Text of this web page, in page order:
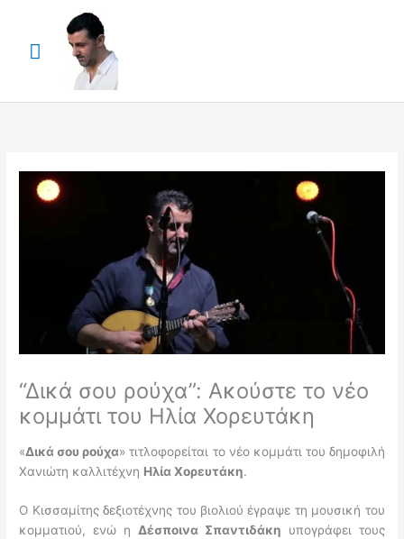
content
Main
Menu
“Δικά σου ρούχα”: Aκούστε το νέο
κομμάτι του Ηλία Χορευτάκη
«Δικά σου ρούχα» τιτλοφορείται το νέο κομμάτι του δημοφιλή
Χανιώτη καλλιτέχνη Ηλία Χορευτάκη.
Ο Κισσαμίτης δεξιοτέχνης του βιολιού έγραψε τη μουσική του
κομματιού, ενώ η Δέσποινα Σπαντιδάκη υπογράφει τους